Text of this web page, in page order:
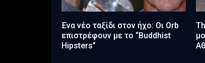
Ένα νέο ταξίδι στον ήχο: Οι Οrb
επιστρέφουν με το “Buddhist
Hipsters”